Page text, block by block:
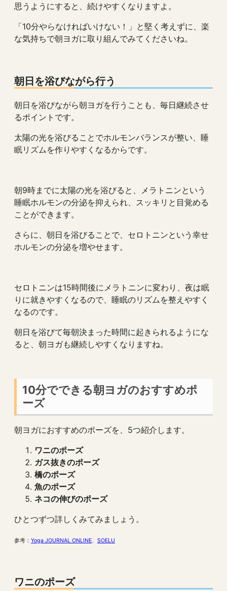
思うようにすると、続けやすくなりますよ。
「10分やらなければいけない！」と堅く考えずに、楽
な気持ちで朝ヨガに取り組んでみてくださいね。
朝日を浴びながら行う
朝日を浴びながら朝ヨガを行うことも、毎日継続させ
るポイントです。
太陽の光を浴びることでホルモンバランスが整い、睡
眠リズムを作りやすくなるからです。
朝9時までに太陽の光を浴びると、メラトニンという
睡眠ホルモンの分泌を抑えられ、スッキリと目覚める
ことができます。
さらに、朝日を浴びることで、セロトニンという幸せ
ホルモンの分泌を増やせます。
セロトニンは15時間後にメラトニンに変わり、夜は眠
りに就きやすくなるので、睡眠のリズムを整えやすく
なるのです。
朝日を浴びて毎朝決まった時間に起きられるようにな
ると、朝ヨガも継続しやすくなりますね。
10分でできる朝ヨガのおすすめポ
ーズ
朝ヨガにおすすめのポーズを、5つ紹介します。
ワニのポーズ
ガス抜きのポーズ
橋のポーズ
魚のポーズ
ネコの伸びのポーズ
ひとつずつ詳しくみてみましょう。
参考： Yoga JOURNAL ONLINE、 SOELU
ワニのポーズ